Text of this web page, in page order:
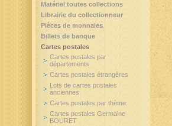
Matériel toutes collections
Librairie du collectionneur
Pièces de monnaies
Billets de banque
Cartes postales
Cartes postales par
départements
Cartes postales étrangères
Lots de cartes postales
anciennes
Cartes postales par thème
Cartes postales Germaine
BOURET